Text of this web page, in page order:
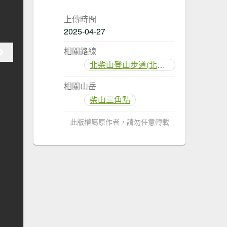
上傳時間
2025-04-27
相關路線
北柴山登山步道(北壽山)
相關山岳
柴山三角點
此版權屬原作者，請勿任意轉載